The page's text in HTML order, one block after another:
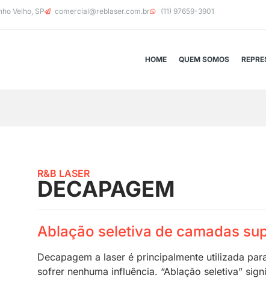
Velho, SP comercial@reblaser.com.br (11) 97659-3901
HOME QUEM SOMOS
R&B LASER
DECAPAGEM
Ablação seletiva de camadas
Decapagem a laser é principalmente utilizada
sofrer nenhuma influência. “Ablação seletiva”